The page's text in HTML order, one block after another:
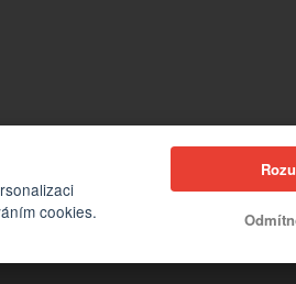
cookies.